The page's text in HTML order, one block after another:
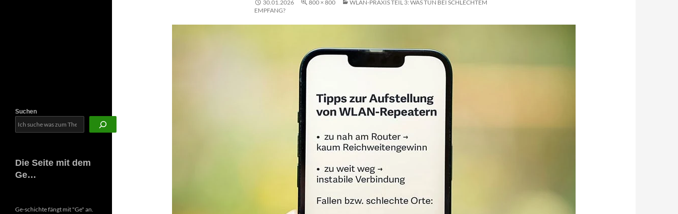
30.01.2026 800 × 800
WLAN-PRAXIS TEIL 3: WAS TUN BEI SCHLECHTEM
EMPFANG?
Suchen
Die Seite mit dem
Ge…
Ge-schichte fängt mit "Ge" an.